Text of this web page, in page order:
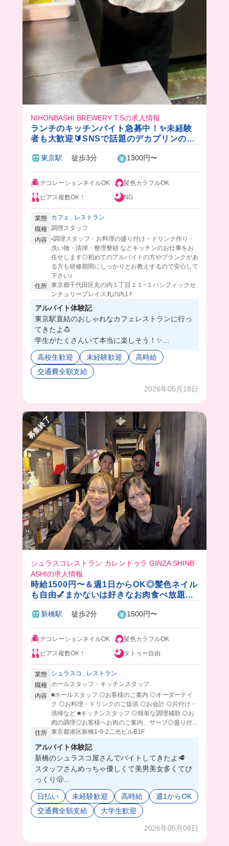
NIHONBASHI BREWERY T.Sの求人情報
ランチのキッチンバイト急募中！✨未経験
者も大歓迎🔰SNSで話題のデカプリンのお
来ちゃう⭐️
東京駅 徒歩3分 1300円〜
デコレーションネイルOK
髪色カラフルOK
ピアス複数OK！
NG
業態 カフェ , レストラン
職種 調理スタッフ
内容 ▫️調理スタッフ・お料理の盛り付け・ドリンク作り・
洗い物・清掃・整理整頓 などキッチンのお仕事をお
任せします◎初めてのアルバイトの方やブランクがあ
る方も研修期間にしっかりとお教えするので安心して
下さい♪
住所 東京都千代田区丸の内１丁目１１−１パシフィックセ
ンチュリープレイス丸の内1Ｆ
アルバイト体験記
東京駅直結のおしゃれなカフェレストランに行っ
てきたよ🍮
学生がたくさんいて本当に楽しそう！✨
有名なデカプリンを求めて有名人が来ることもあ
るんだって！撮影の時にいたスタッフさんは実際
に接客もしたらしい😳
だけど、店長がすっごく丁寧に教えてたよ😭💓
今はランチに入れるキッチンバイトを急募中みた
い！！キッチンやったことなくても研修制度がち
ゃんとしてるから安心して応募してね🥺
高校生歓迎 未経験歓迎
高時給
交通費全額支給
2026年05月18日
募集終了
シュラスコレストラン カレンドゥラ GINZA SHINB
ASHIの求人情報
時給1500円〜＆週1日からOK◎髪色ネイル
も自由💅まかないは好きなお肉食べ放題な
新橋駅 徒歩2分 1500円〜
デコレーションネイルOK
髪色カラフルOK
ピアス複数OK！
タトゥー自由
業態 シュラスコ , レストラン
職種 ホールスタッフ・キッチンスタッフ
内容 ■ホールスタッフ ◎お客様のご案内 ◎オーダーテイ
ク ◎お料理・ドリンクのご提供 ◎お会計 ◎片付け・
清掃など ■キッチンスタッフ ◎簡単な調理補助 ◎お
肉の調理◎お客様へお肉のご案内、サーブ◎盛り付...
住所 東京都港区新橋1-9-2二光ビルB1F
アルバイト体験記
新橋のシュラスコ屋さんでバイトしてきたよ🥩
スタッフさんめっちゃ優しくて美男美女多くてび
っくり🫢
基本予約のお客さんしか来ないらしいし、まかな
いは好きなお肉食べ放題…
さらにおしゃれ自由で時給1500円ってそんな事あ
ここでバイトしてる人みんな楽しそうだしこれは
日払い 未経験歓迎 高時給
週1からOK
交通費全額支給
大学生歓迎
2026年05月08日